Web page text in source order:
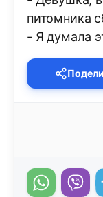
питомника
- Я думала